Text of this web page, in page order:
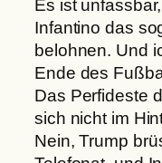
Es ist
Infantino das
belohnen. Und
Ende des
Das Perfideste
sich nicht im
Nein, Trump